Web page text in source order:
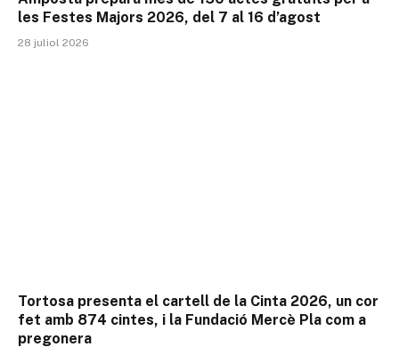
les Festes Majors 2026, del 7 al 16 d’agost
28 juliol 2026
Tortosa presenta el cartell de la Cinta 2026, un cor
fet amb 874 cintes, i la Fundació Mercè Pla com a
pregonera